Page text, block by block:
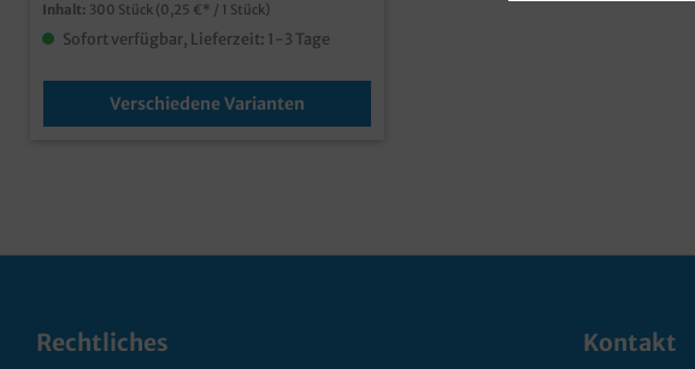
Food, Food Truck und Lieferservice
individuell bedruckbar, fragen Sie
Inhalt: 300 Stück (0,25 €* / 1 Stück)
Sofort verfügbar, Lieferzeit: 1-3 Tage
Verschiedene Varianten
Rechtliches Kontakt